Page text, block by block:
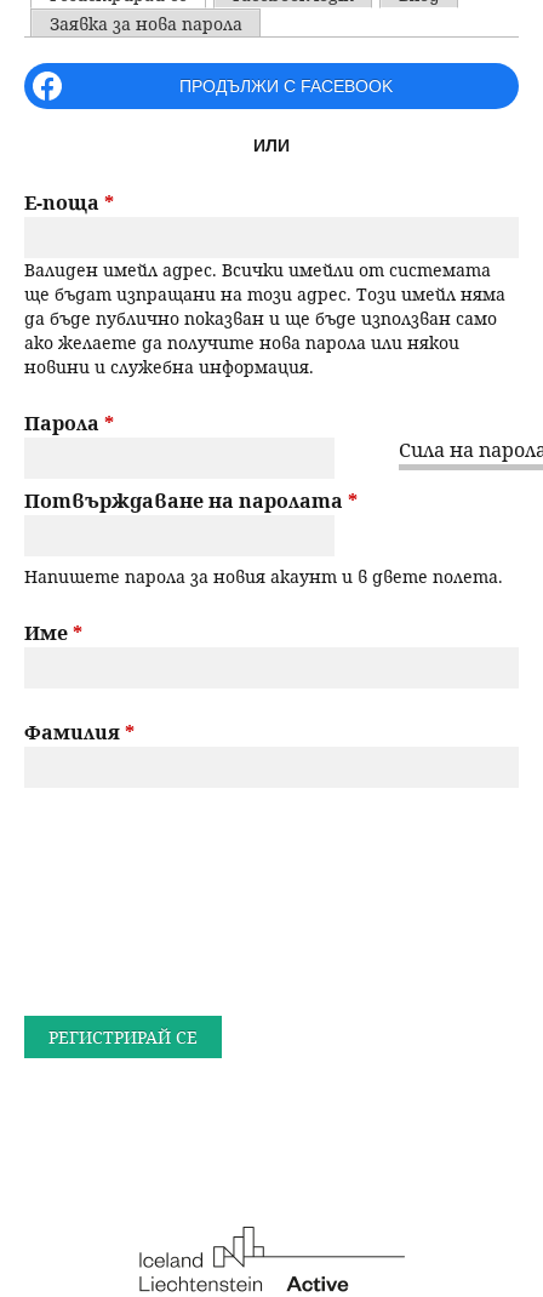
н
ю
ъ
р
е
н
е
u
P
r
i
a
y
t
a
b
Заявка за нова парола
ПРОДЪЛЖИ С FACEBOOK
ИЛИ
Е-поща *
Валиден имейл адрес. Всички имейли от системата
ще бъдат изпращани на този адрес. Този имейл няма
да бъде публично показван и ще бъде използван само
ако желаете да получите нова парола или някои
новини и служебна информация.
Сила на
Парола *
Потвърждаване на паролата *
Напишете парола за новия акаунт и в двете полета.
Име*
Фамилия*